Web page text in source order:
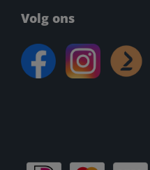
Volg ons